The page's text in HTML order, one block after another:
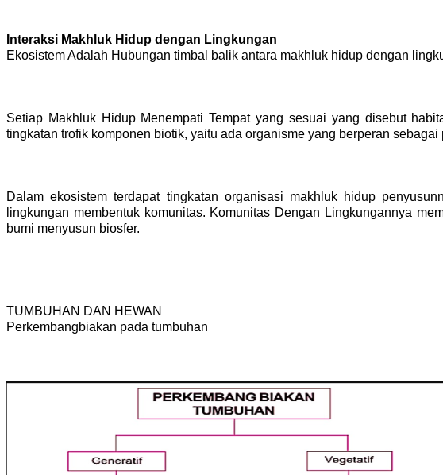
Interaksi Makhluk Hidup dengan Lingkungan
Ekosistem Adalah Hubungan timbal balik antara makhluk hidup dengan
Setiap Makhluk Hidup Menempati Tempat yang sesuai yang disebut
tingkatan trofik komponen biotik, yaitu ada organisme yang berperan
Dalam ekosistem terdapat tingkatan organisasi makhluk hidup
lingkungan membentuk komunitas. Komunitas Dengan Lingkungannya
bumi menyusun biosfer.
TUMBUHAN DAN HEWAN
Perkembangbiakan pada tumbuhan